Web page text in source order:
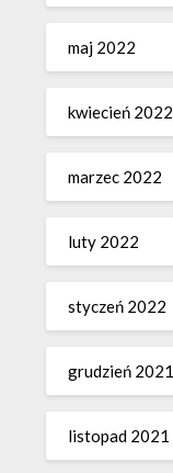
maj 2022
kwiecień 2022
marzec 2022
luty 2022
styczeń 2022
grudzień 2021
listopad 2021